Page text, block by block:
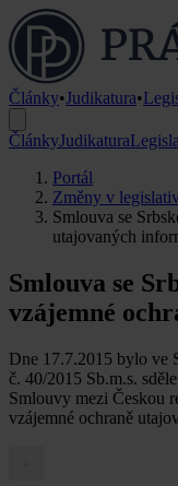
Články•Judikatura•
ČlánkyJudikatura
Portál
Změny v
Smlouva se
utajovaných
Smlouva se
vzájemné
Dne 17.7.2015 bylo ve
č. 40/2015 Sb.m.s.
Smlouvy mezi Českou
vzájemné ochraně